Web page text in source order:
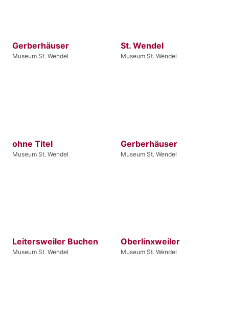
Gerberhäuser
Museum St. Wendel
St. Wendel
Museum St. Wendel
ohne Titel
Museum St. Wendel
Gerberhäuser
Museum St. Wendel
Leitersweiler Buchen
Museum St. Wendel
Oberlinxweiler
Museum St. Wendel